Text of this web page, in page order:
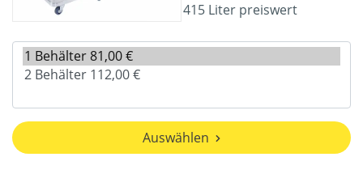
415 Liter preiswert
Auswählen